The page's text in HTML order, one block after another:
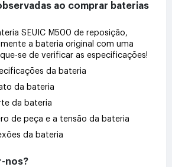
ao comprar baterias
SEUIC M500 de reposição,
a bateria original com uma
se de verificar as especificações!
da bateria
da bateria
da bateria
de peça e a tensão da bateria
da bateria
nos?